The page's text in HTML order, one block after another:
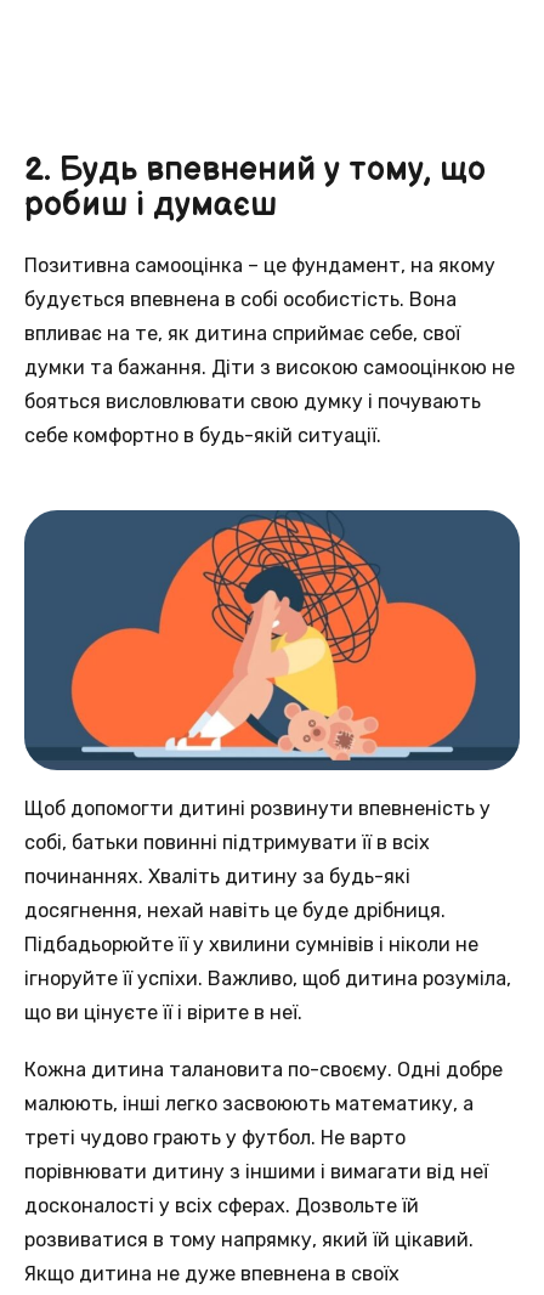
2. Будь впевнений у тому, що
робиш і думаєш
Позитивна самооцінка – це фундамент, на якому
будується впевнена в собі особистість. Вона
впливає на те, як дитина сприймає себе, свої
думки та бажання. Діти з високою самооцінкою не
бояться висловлювати свою думку і почувають
себе комфортно в будь-якій ситуації.
Щоб допомогти дитині розвинути впевненість у
собі, батьки повинні підтримувати її в всіх
починаннях. Хваліть дитину за будь-які
досягнення, нехай навіть це буде дрібниця.
Підбадьорюйте її у хвилини сумнівів і ніколи не
ігноруйте її успіхи. Важливо, щоб дитина розуміла,
що ви цінуєте її і вірите в неї.
Кожна дитина талановита по-своєму. Одні добре
малюють, інші легко засвоюють математику, а
треті чудово грають у футбол. Не варто
порівнювати дитину з іншими і вимагати від неї
досконалості у всіх сферах. Дозвольте їй
розвиватися в тому напрямку, який їй цікавий.
Якщо дитина не дуже впевнена в своїх